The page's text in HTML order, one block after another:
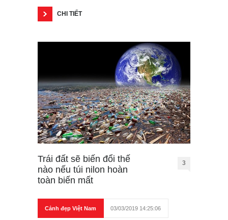
CHI TIẾT
Trái đất sẽ biến đổi thế
nào nếu túi nilon hoàn
toàn biến mất
3
Cảnh đẹp Việt Nam 03/03/2019 14:25:06